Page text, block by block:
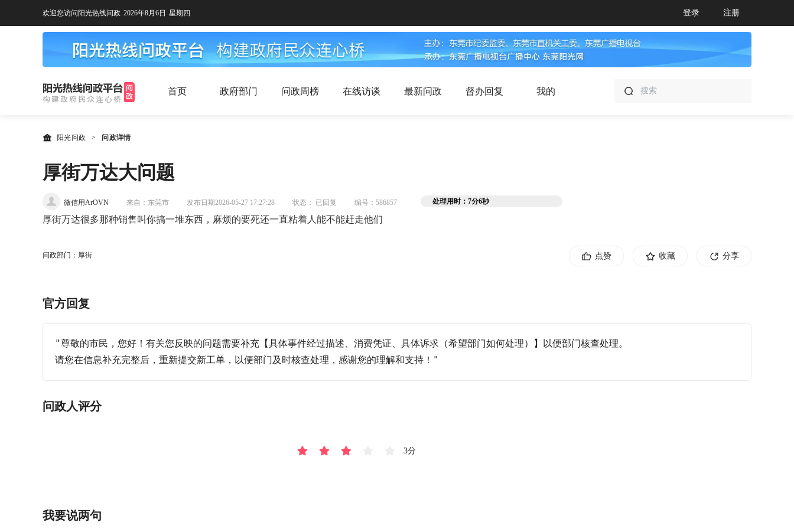
欢迎您访问阳光热线问政 2026年8月6日 星期四 登录 注册
首页 政府部门 问政周榜 在线访谈 最新问政 督办回复 我的
阳光问政 > 问政详情
厚街万达大问题
微信用ArOVN 来自：东莞市 发布日期2026-05-27 17:27:28 状态： 已回复 编号：586857 处理用时：7分6秒
厚街万达很多那种销售叫你搞一堆东西，麻烦的要死还一直粘着人能不能赶走他们
问政部门：厚街 点赞 收藏 分享
官方回复
"尊敬的市民，您好！有关您反映的问题需要补充【具体事件经过描述、消费凭证、具体诉求（希望部门如何处理）】以便部门核查处理。
请您在信息补充完整后，重新提交新工单，以便部门及时核查处理，感谢您的理解和支持！"
问政人评分
3分
我要说两句